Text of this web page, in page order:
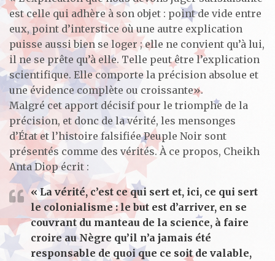
est celle qui adhère à son objet : point de vide entre
eux, point d’interstice où une autre explication
puisse aussi bien se loger ; elle ne convient qu’à lui,
il ne se prête qu’à elle. Telle peut être l’explication
scientifique. Elle comporte la précision absolue et
une évidence complète ou croissante».
Malgré cet apport décisif pour le triomphe de la
précision, et donc de la vérité, les mensonges
d’État et l’histoire falsifiée Peuple Noir sont
présentés comme des vérités. À ce propos, Cheikh
Anta Diop écrit :
« La vérité, c’est ce qui sert et, ici, ce qui sert
le colonialisme : le but est d’arriver, en se
couvrant du manteau de la science, à faire
croire au Nègre qu’il n’a jamais été
responsable de quoi que ce soit de valable,